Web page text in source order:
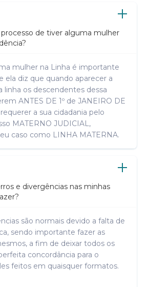
de tiver alguma mulher
mulher na Linha é importante
ela diz que quando aparecer a
linha os descendentes dessa
ANTES DE 1º de JANEIRO DE
a sua cidadania pelo
MATERNO JUDICIAL,
caso como LINHA MATERNA.
e divergências nas minhas
são normais devido a falta de
sendo importante fazer as
a fim de deixar todos os
concordância para o
feitos em quaisquer formatos.